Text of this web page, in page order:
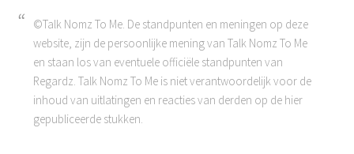
©Talk Nomz To Me. De standpunten en meningen op deze
website, zijn de persoonlijke mening van Talk Nomz To Me
en staan los van eventuele officiële standpunten van
Regardz. Talk Nomz To Me is niet verantwoordelijk voor de
inhoud van uitlatingen en reacties van derden op de hier
gepubliceerde stukken.